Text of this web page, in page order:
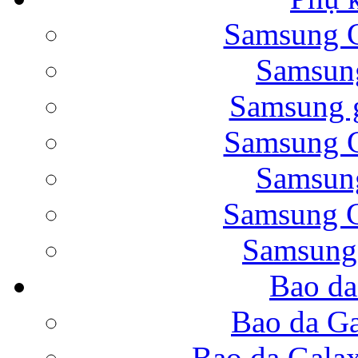
Bao da Samsung
Bao da Galaxy
Nắp lưng Samsung
Samsung
Samsung
Samsung
Bao
Bao da